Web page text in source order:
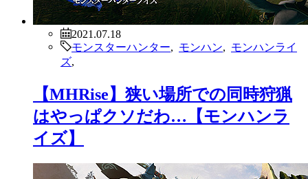
2021.07.18
モンスターハンター
モンハン
モンハンライ
ズ
【MHRise】狭い場所での同時狩猟
はやっぱクソだわ…【モンハンラ
イズ】